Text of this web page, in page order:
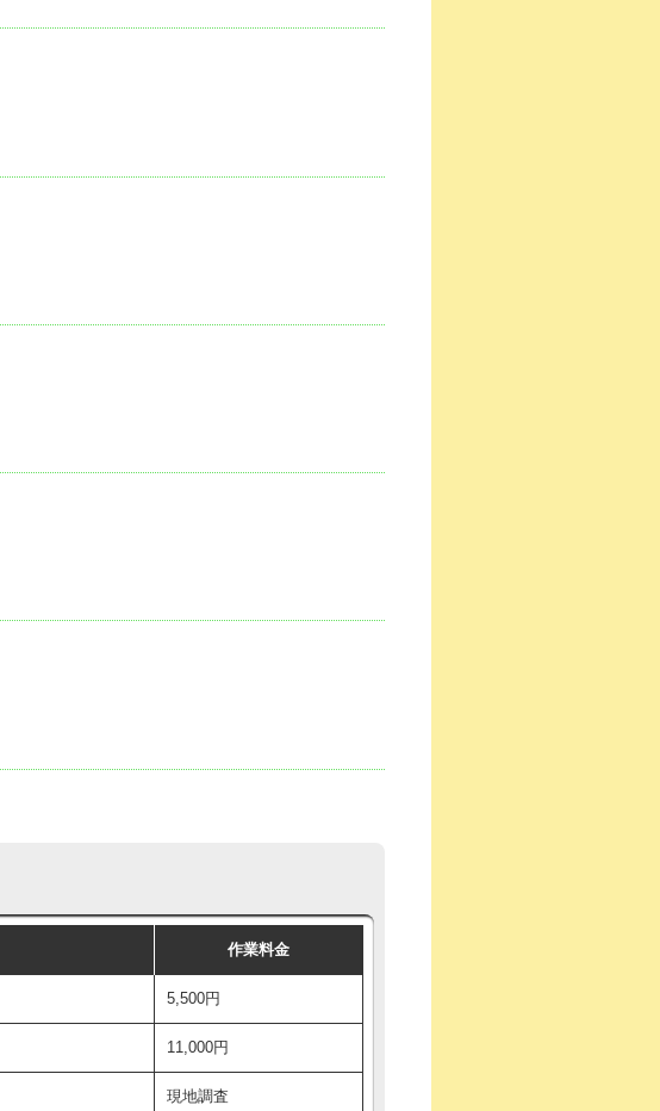
作業料金
5,500円
11,000円
現地調査